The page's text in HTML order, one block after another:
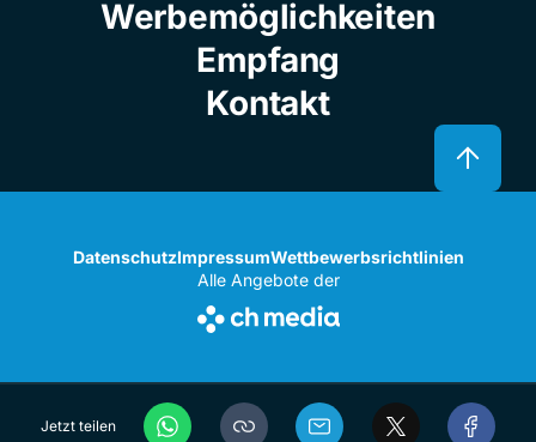
Jetzt teilen
Werbemöglichkeiten
Empfang
Kontakt
DatenschutzImpressumWettbewerbsrichtlinien
Alle Angebote der